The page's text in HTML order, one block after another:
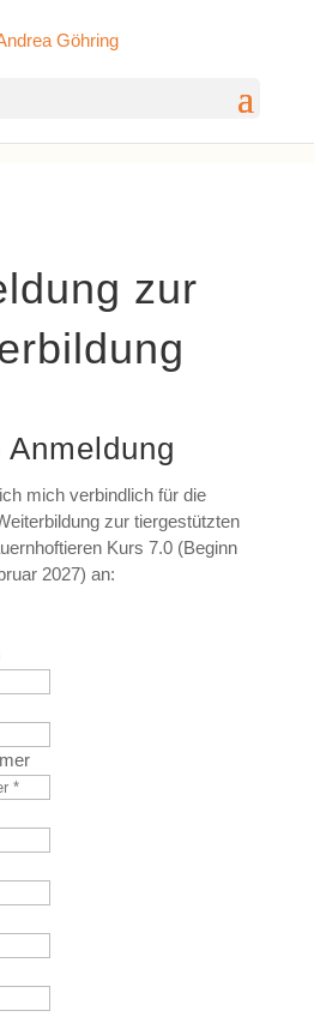
zur
Anmeldung
mich verbindlich für die
zur tiergestützten
Kurs 7.0 (Beginn
2027) an: